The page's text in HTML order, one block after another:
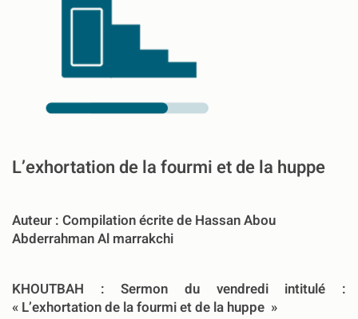
L’exhortation de la fourmi et de la huppe
Auteur : Compilation écrite de Hassan Abou
Abderrahman Al marrakchi
KHOUTBAH : Sermon du vendredi intitulé :
« L’exhortation de la fourmi et de la huppe »